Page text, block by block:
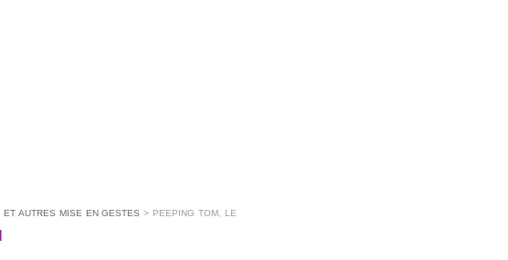
AUTRES MISE EN GESTES > PEEPING TOM, LE